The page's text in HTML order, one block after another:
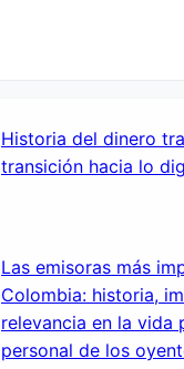
Historia del dinero
transición hacia lo
Las emisoras más
Colombia: historia,
relevancia en la vida
personal de los